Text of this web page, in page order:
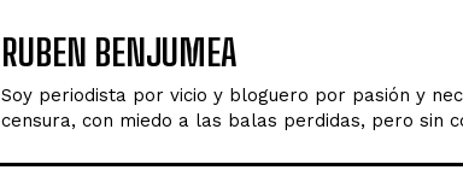
RUBEN BENJUMEA
Soy periodista por vicio y bloguero por pasión y
censura, con miedo a las balas perdidas, pero sin